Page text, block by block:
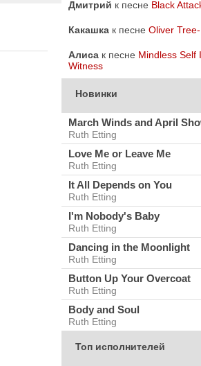
Дмитрий к песне Black
Какашка к песне Oliver
Алиса к песне Mindless Self
Witness
Новинки
March Winds and April
Ruth Etting
Love Me or Leave Me
Ruth Etting
It All Depends on You
Ruth Etting
I'm Nobody's Baby
Ruth Etting
Dancing in the Moonlight
Ruth Etting
Button Up Your Overcoat
Ruth Etting
Body and Soul
Ruth Etting
Топ исполнителей